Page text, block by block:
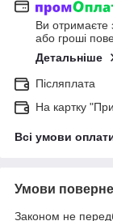
Ви отримаєте
або гроші
Детальніше
Післяплата
На картку
Всі умови
Умови
Законом не